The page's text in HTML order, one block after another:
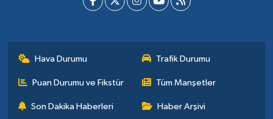
Hava Durumu Trafik Durumu
Puan Durumu ve Fikstür Tüm Manşetler
Son Dakika Haberleri Haber Arşivi